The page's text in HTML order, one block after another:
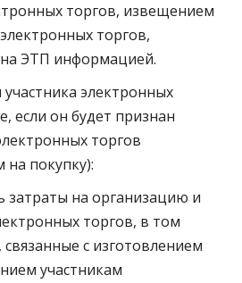
торгов, извещением
торгов,
ЭТП информацией.
участника электронных
если он будет признан
торгов
покупку):
затраты на организацию и
торгов, в том
связанные с изготовлением
участникам